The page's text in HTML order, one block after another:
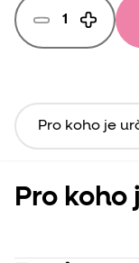
Pro koho je
Pro